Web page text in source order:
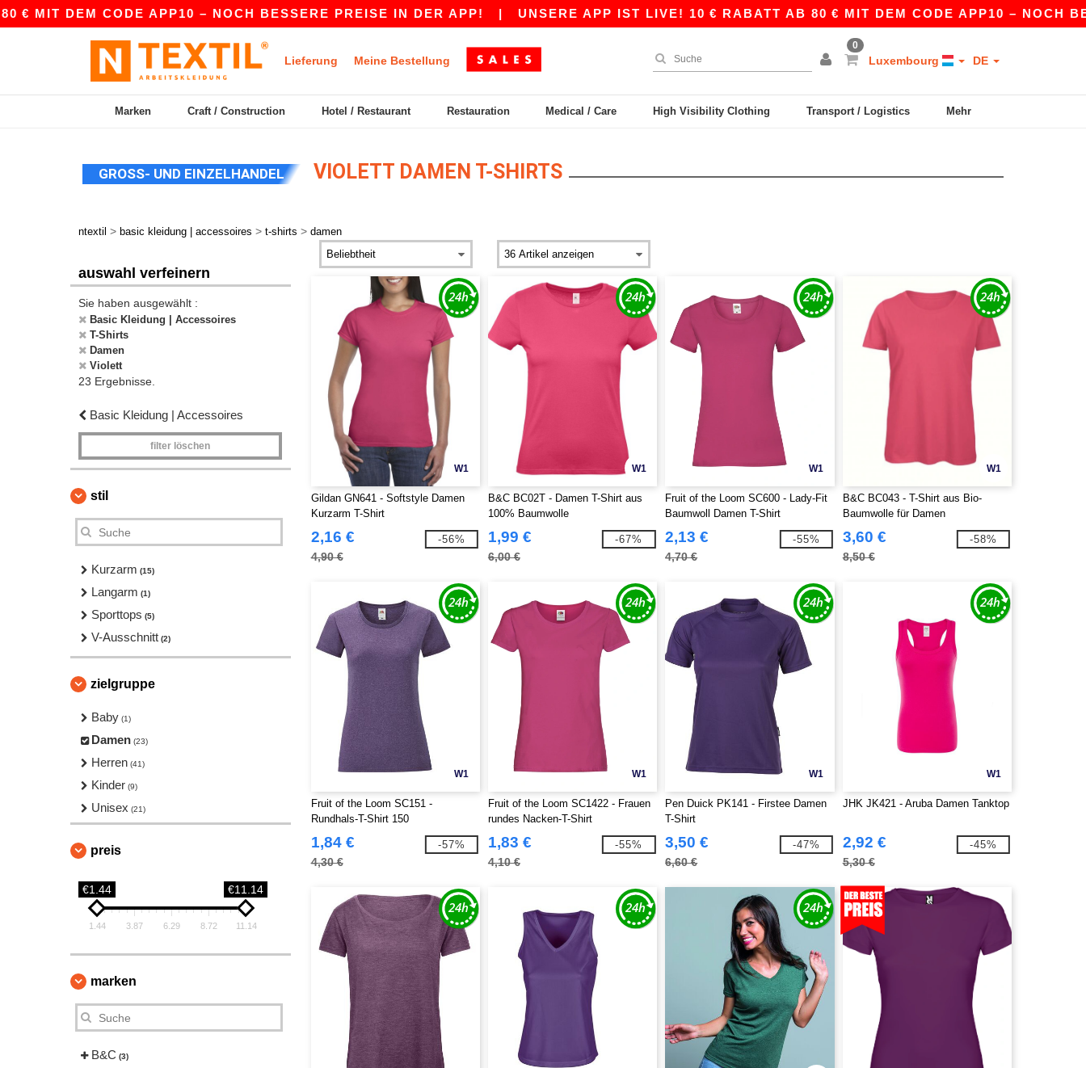
DEM CODE APP10 – NOCH BESSERE PREISE IN DER APP!|UNSERE APP IST LIVE! 10 € RABATT AB 80 € MIT DEM CODE APP10 – NOCH
Lieferung Meine Bestellung
0
Luxembourg DE
Marken Craft / Construction Hotel / Restaurant Restauration Medical / Care High Visibility Clothing Transport / Logistics Mehr
GROSS- UND EINZELHANDEL VIOLETT DAMEN T-SHIRTS
ntextil > basic kleidung | accessoires > t-shirts > damen
auswahl verfeinern
Sie haben ausgewählt :
Basic Kleidung | Accessoires
T-Shirts
Damen
Violett
23 Ergebnisse.
Basic Kleidung | Accessoires
filter löschen
stil
Kurzarm (15)
Langarm (1)
Sporttops (5)
V-Ausschnitt (2)
zielgruppe
Baby (1)
Damen (23)
Herren (41)
Kinder (9)
Unisex (21)
preis
€1.44 €11.14
1.44 3.87 6.29 8.72 11.14
marken
B&C (3)
W1
Gildan GN641 - Softstyle Damen
Kurzarm T-Shirt
2,16 €
4,90 €
-56%
W1
B&C BC02T - Damen T-Shirt aus
100% Baumwolle
1,99 €
6,00 €
-67%
W1
Fruit of the Loom SC600 - Lady-Fit
Baumwoll Damen T-Shirt
2,13 €
4,70 €
-55%
W1
B&C BC043 - T-Shirt aus Bio-
Baumwolle für Damen
3,60 €
8,50 €
-58%
W1
Fruit of the Loom SC151 -
Rundhals-T-Shirt 150
1,84 €
4,30 €
-57%
W1
Fruit of the Loom SC1422 - Frauen
rundes Nacken-T-Shirt
1,83 €
4,10 €
-55%
W1
Pen Duick PK141 - Firstee Damen
T-Shirt
3,50 €
6,60 €
-47%
W1
JHK JK421 - Aruba Damen Tanktop
2,92 €
5,30 €
-45%